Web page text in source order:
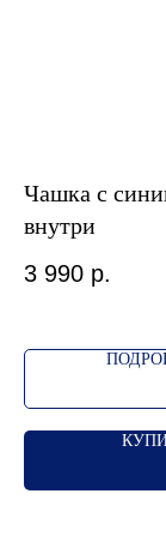
Чашка с
внутри
3 990 р.